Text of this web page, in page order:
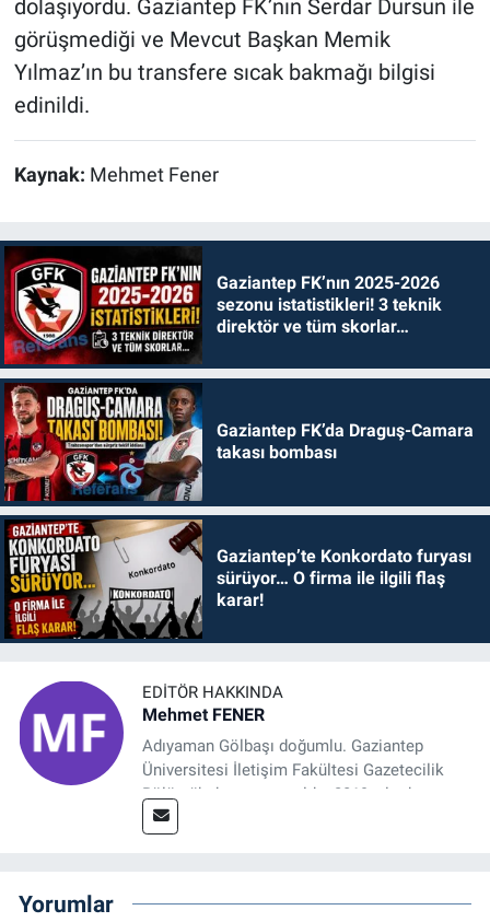
dolaşıyordu. Gaziantep FK’nın Serdar Dursun ile
görüşmediği ve Mevcut Başkan Memik
Yılmaz’ın bu transfere sıcak bakmağı bilgisi
edinildi.
Kaynak: Mehmet Fener
Gaziantep FK’nın 2025-2026
sezonu istatistikleri! 3 teknik
direktör ve tüm skorlar…
Gaziantep FK’da Draguş-Camara
takası bombası
Gaziantep’te Konkordato furyası
sürüyor… O firma ile ilgili flaş
karar!
EDITÖR HAKKINDA
Mehmet FENER
Adıyaman Gölbaşı doğumlu. Gaziantep
Üniversitesi İletişim Fakültesi Gazetecilik
Bölümü’nden mezun oldu. 2019 yılında
başladığı gazetecilik mesleğinde, muhabir,
Yorumlar